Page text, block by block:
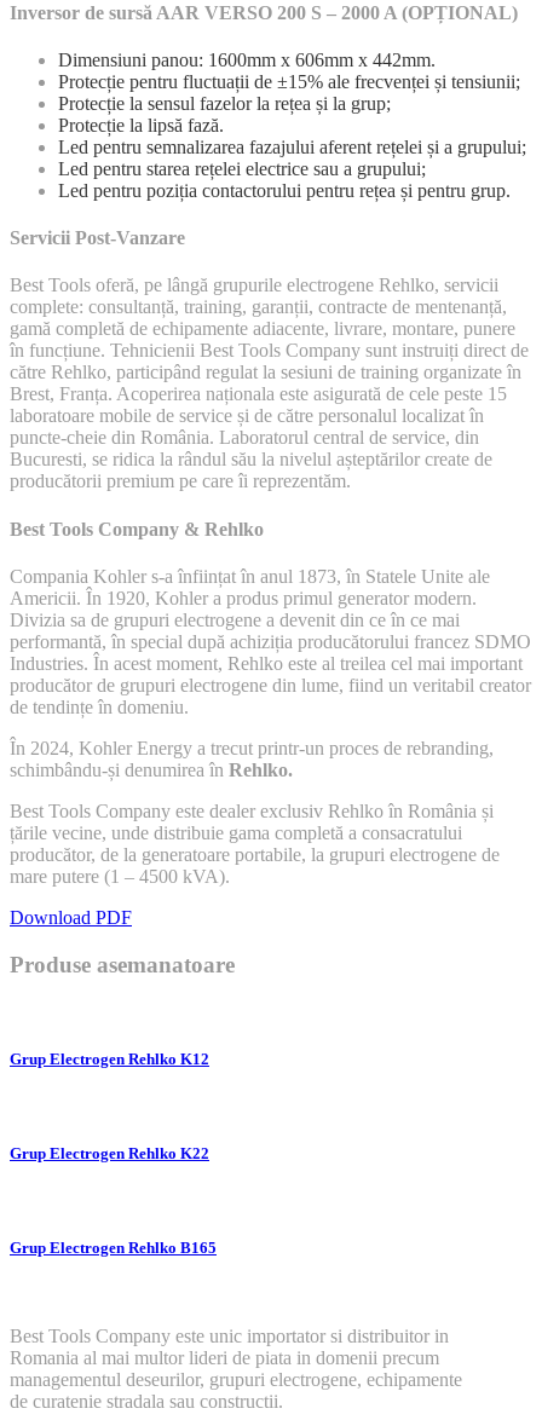
Inversor de sursă AAR VERSO 200 S – 2000 A (OPȚIONAL)
Dimensiuni panou: 1600mm x 606mm x 442mm.
Protecție pentru fluctuații de ±15% ale frecvenței și tensiunii;
Protecție la sensul fazelor la rețea și la grup;
Protecție la lipsă fază.
Led pentru semnalizarea fazajului aferent rețelei și a grupului;
Led pentru starea rețelei electrice sau a grupului;
Led pentru poziția contactorului pentru rețea și pentru grup.
Servicii Post-Vanzare
Best Tools oferă, pe lângă grupurile electrogene Rehlko, servicii
complete: consultanță, training, garanții, contracte de mentenanță,
gamă completă de echipamente adiacente, livrare, montare, punere
în funcțiune. Tehnicienii Best Tools Company sunt instruiți direct de
către Rehlko, participând regulat la sesiuni de training organizate în
Brest, Franța. Acoperirea naționala este asigurată de cele peste 15
laboratoare mobile de service și de către personalul localizat în
puncte-cheie din România. Laboratorul central de service, din
Bucuresti, se ridica la rândul său la nivelul așteptărilor create de
producătorii premium pe care îi reprezentăm.
Best Tools Company & Rehlko
Compania Kohler s-a înființat în anul 1873, în Statele Unite ale
Americii. În 1920, Kohler a produs primul generator modern.
Divizia sa de grupuri electrogene a devenit din ce în ce mai
performantă, în special după achiziția producătorului francez SDMO
Industries. În acest moment, Rehlko este al treilea cel mai important
producător de grupuri electrogene din lume, fiind un veritabil creator
de tendințe în domeniu.
În 2024, Kohler Energy a trecut printr-un proces de rebranding,
schimbându-și denumirea în Rehlko.
Best Tools Company este dealer exclusiv Rehlko în România și
țările vecine, unde distribuie gama completă a consacratului
producător, de la generatoare portabile, la grupuri electrogene de
mare putere (1 – 4500 kVA).
Download PDF
Produse asemanatoare
Grup Electrogen Rehlko K12
Grup Electrogen Rehlko K22
Grup Electrogen Rehlko B165
Best Tools Company este unic importator si distribuitor in
Romania al mai multor lideri de piata in domenii precum
managementul deseurilor, grupuri electrogene, echipamente
de curatenie stradala sau constructii.